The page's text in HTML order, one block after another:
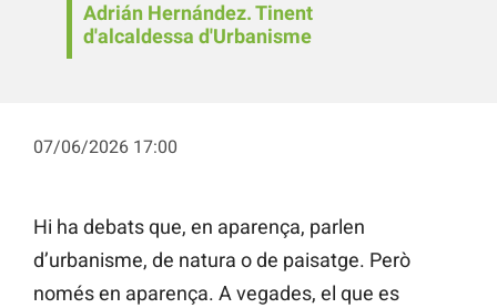
Adrián Hernández. Tinent
d'alcaldessa d'Urbanisme
07/06/2026 17:00
Hi ha debats que, en aparença, parlen
d’urbanisme, de natura o de paisatge. Però
només en aparença. A vegades, el que es